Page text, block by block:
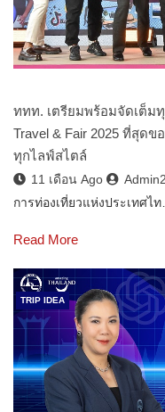
ททท. เตรียมพร้อมจัดเต็ม
Travel & Fair 2025 ที่สุด
ทุกไลฟ์สไตล์
11 เดือน Ago
Admin2
การท่องเที่ยวแห่งประเทศไท
Read More
TRIP IDEA